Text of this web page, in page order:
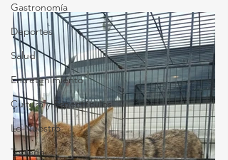
Gastronomía
Deportes
Salud
Entretenimiento
Cultura y Espectáculos
Lo Nuestro
Torreón